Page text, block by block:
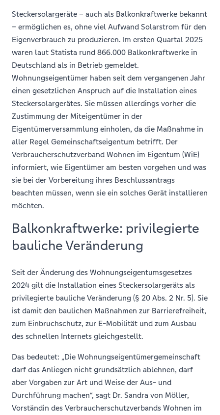
Steckersolargeräte – auch als Balkonkraftwerke bekannt
– ermöglichen es, ohne viel Aufwand Solarstrom für den
Eigenverbrauch zu produzieren. Im ersten Quartal 2025
waren laut Statista rund 866.000 Balkonkraftwerke in
Deutschland als in Betrieb gemeldet.
Wohnungseigentümer haben seit dem vergangenen Jahr
einen gesetzlichen Anspruch auf die Installation eines
Steckersolargerätes. Sie müssen allerdings vorher die
Zustimmung der Miteigentümer in der
Eigentümerversammlung einholen, da die Maßnahme in
aller Regel Gemeinschaftseigentum betrifft. Der
Verbraucherschutzverband Wohnen im Eigentum (WiE)
informiert, wie Eigentümer am besten vorgehen und was
sie bei der Vorbereitung ihres Beschlussantrags
beachten müssen, wenn sie ein solches Gerät installieren
möchten.
Balkonkraftwerke: privilegierte
bauliche Veränderung
Seit der Änderung des Wohnungseigentumsgesetzes
2024 gilt die Installation eines Steckersolargeräts als
privilegierte bauliche Veränderung (§ 20 Abs. 2 Nr. 5). Sie
ist damit den baulichen Maßnahmen zur Barrierefreiheit,
zum Einbruchschutz, zur E-Mobilität und zum Ausbau
des schnellen Internets gleichgestellt.
Das bedeutet: „Die Wohnungseigentümergemeinschaft
darf das Anliegen nicht grundsätzlich ablehnen, darf
aber Vorgaben zur Art und Weise der Aus- und
Durchführung machen“, sagt Dr. Sandra von Möller,
Vorständin des Verbraucherschutzverbands Wohnen im